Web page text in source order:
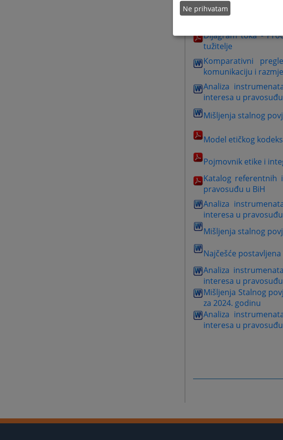
Smjernice za
Dijagram toka -
tužitelje
Komparativni
komunikaciju i
Analiza
interesa u pravosuđu
Mišljenja stalnog
Model etičkog
Pojmovnik etike i
Katalog referentnih
pravosuđu u BiH
Analiza
interesa u
Mišljenja stalnog
Najčešće
Analiza
interesa u
Mišljenja Stalnog
za 2024. godinu
Analiza
interesa u
Ne prihvatam